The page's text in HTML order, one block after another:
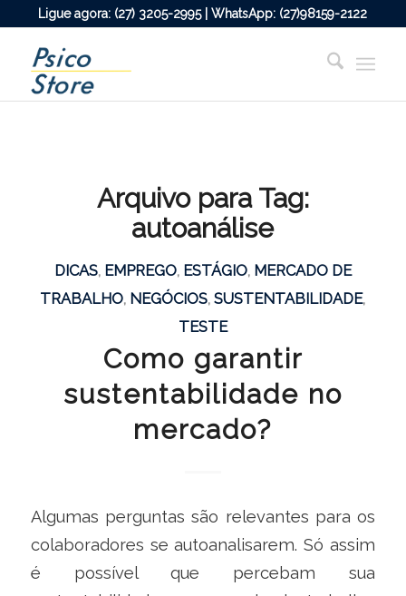
Ligue agora: (27) 3205-2995 | WhatsApp: (27)98159-2122
Arquivo para Tag:
autoanálise
DICAS, EMPREGO, ESTÁGIO, MERCADO DE
TRABALHO, NEGÓCIOS,SUSTENTABILIDADE,
TESTE
Como garantir
sustentabilidade no
mercado?
Algumas perguntas são relevantes para os
colaboradores se autoanalisarem. Só assim
é possível que percebam sua